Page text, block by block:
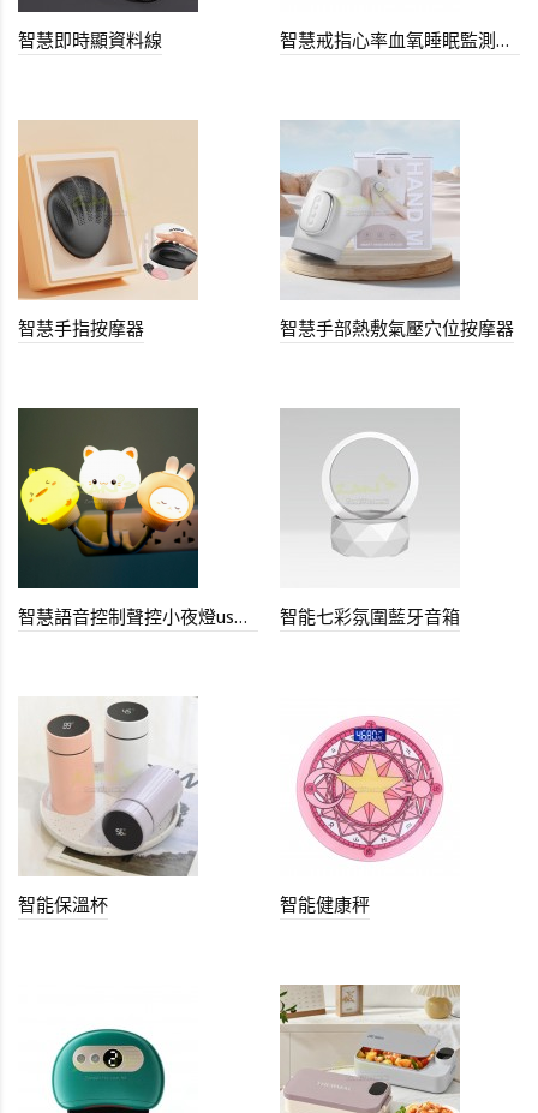
智慧即時顯資料線 智慧戒指心率血氧睡眠監測追跡指環
智慧手指按摩器 智慧手部熱敷氣壓穴位按摩器
智慧語音控制聲控小夜燈usb插電 智能七彩氛圍藍牙音箱
智能保溫杯 智能健康秤